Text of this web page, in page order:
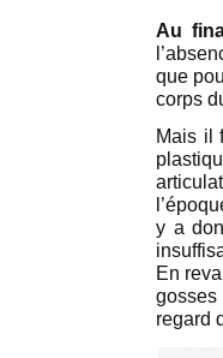
Au
que
corps
Mais il
y a
En
regard